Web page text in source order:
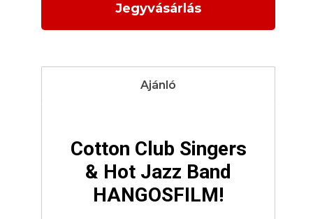
Jegyvásárlás
Ajánló
Cotton Club Singers
& Hot Jazz Band
HANGOSFILM!